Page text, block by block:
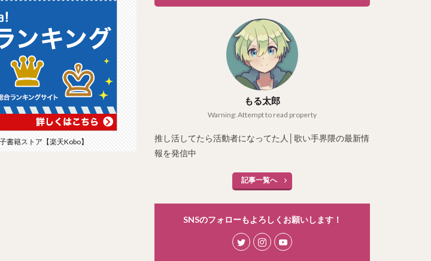
子書籍ストア【楽天Kobo】
もる太郎
Warning: Attempt to read property
推し活してたら活動者になってた人│歌い手界隈の最新情
報を発信中
記事一覧へ
SNSのフォローもよろしくお願いします！